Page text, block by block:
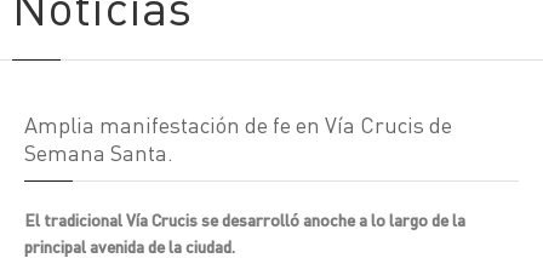
Amplia manifestación de fe en Vía Crucis de
Semana Santa.
El tradicional Vía Crucis se desarrolló anoche a lo largo de la
principal avenida de la ciudad.